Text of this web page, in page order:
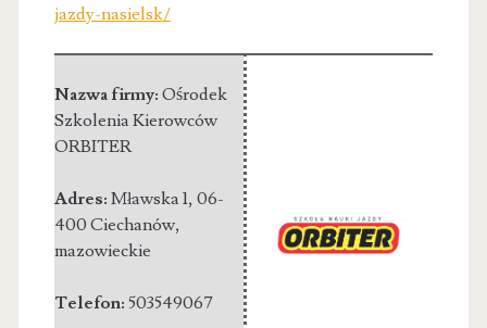
jazdy-nasielsk/
Nazwa firmy: Ośrodek
Szkolenia Kierowców
ORBITER
Adres: Mławska 1, 06-
400 Ciechanów,
mazowieckie
Telefon: 503549067